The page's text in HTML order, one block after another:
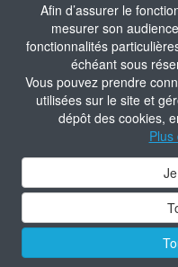
Afin d’assurer le
mesurer son
fonctionnalités
échéant sous
Vous pouvez prendre
utilisées sur le site et
dépôt des cookies,
Plus